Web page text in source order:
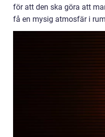
för att den ska göra att
få en mysig atmosfär i